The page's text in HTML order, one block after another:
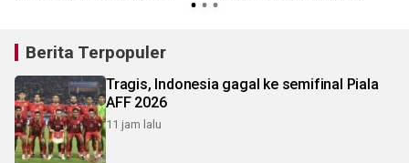
Berita Terpopuler
Tragis, Indonesia gagal ke semifinal Piala
AFF 2026
11 jam lalu